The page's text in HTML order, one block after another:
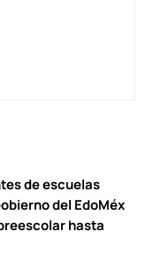
de escuelas
del EdoMéx
hasta